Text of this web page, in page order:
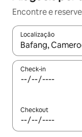
Encontre e
Localização
Quando os
Check-in
Checkout